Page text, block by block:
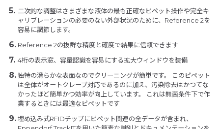
二次的な調整はさまざまな液体の最も正確なピペット操作や完全キ
ャリブレーションの必要のない外部状況のために、Reference 2を
容易に調節します。
Reference 2の抜群な精度と確度で結果に信頼できます
4桁の表示窓、容量認識を容易にする拡大ウィンドウを装備
独特の滑らかな表面なのでクリーニングが簡単です。 このピペット
は全体がオートクレーブ対応であるのに加え、汚染除去はかつてな
かったほど簡単かつ効率が向上しています。 これは無菌条件下で作
業するときには最適なピペットです
埋め込み式RFIDチップにピペット関連の全データが含まれ、